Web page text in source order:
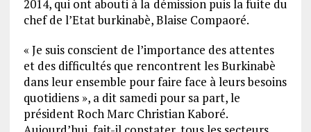
2014, qui ont abouti à la démission puis la fuite du
chef de l’Etat burkinabè, Blaise Compaoré.
« Je suis conscient de l’importance des attentes
et des difficultés que rencontrent les Burkinabè
dans leur ensemble pour faire face à leurs besoins
quotidiens », a dit samedi pour sa part, le
président Roch Marc Christian Kaboré.